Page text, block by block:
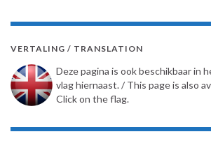
VERTALING / TRANSLATION
Deze pagina is ook beschikbaar in
vlag hiernaast. / This page is also
Click on the flag.